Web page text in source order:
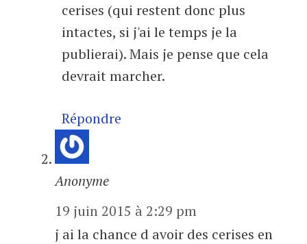
cerises (qui restent donc plus
intactes, si j'ai le temps je la
publierai). Mais je pense que cela
devrait marcher.
Répondre
Anonyme
19 juin 2015 à 2:29 pm
j ai la chance d avoir des cerises en